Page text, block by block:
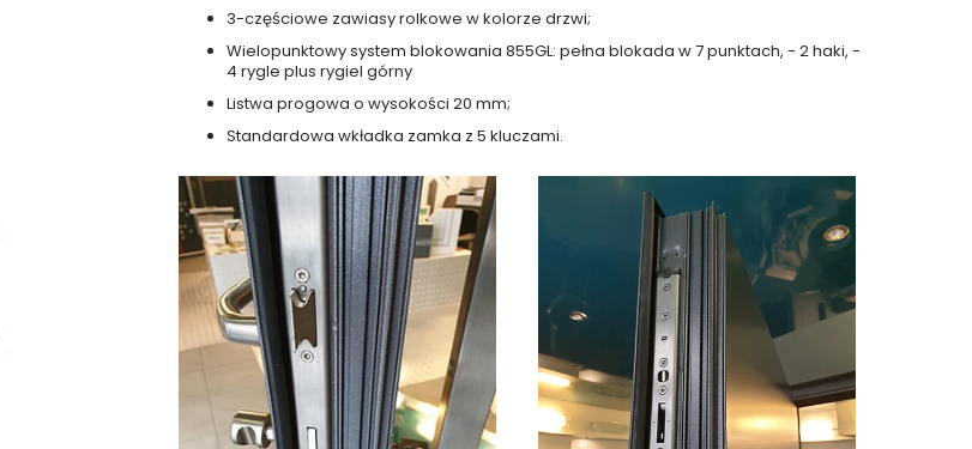
3-częściowe zawiasy rolkowe w kolorze drzwi;
Wielopunktowy system blokowania 855GL: pełna blokada w 7 punktach, - 2 haki, -
4 rygle plus rygiel górny
Listwa progowa o wysokości 20 mm;
Standardowa wkładka zamka z 5 kluczami.